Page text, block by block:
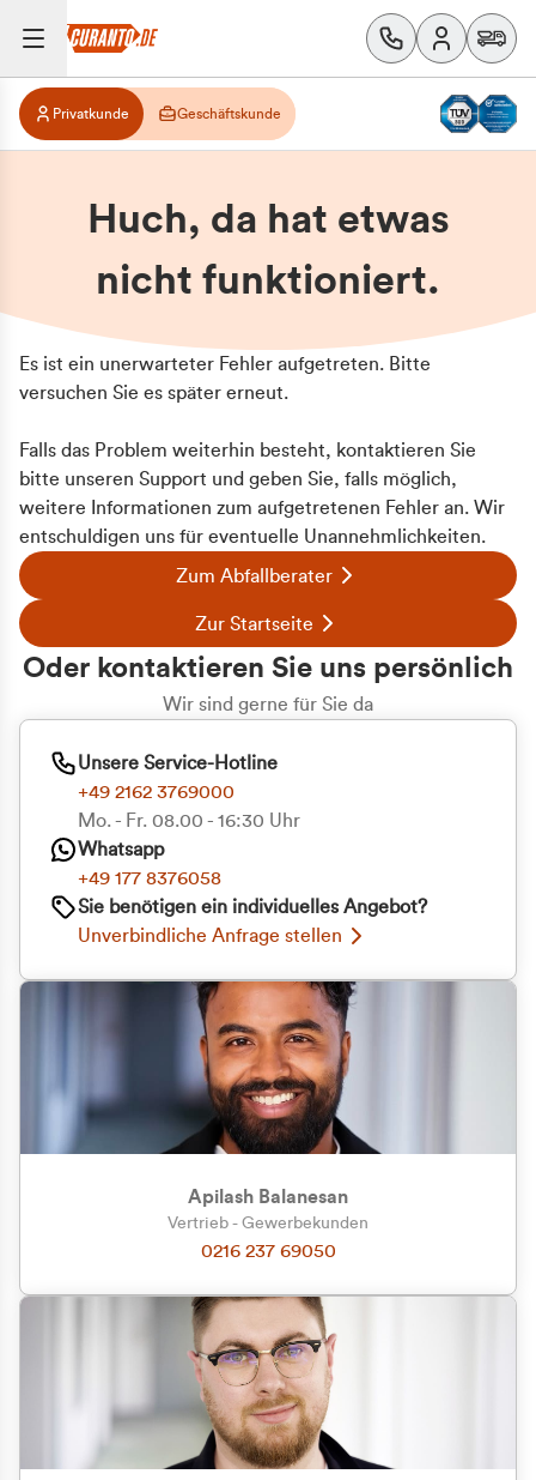
Privatkunde Geschäftskunde
Huch, da hat etwas
nicht funktioniert.
Es ist ein unerwarteter Fehler aufgetreten. Bitte
versuchen Sie es später erneut.
Falls das Problem weiterhin besteht, kontaktieren Sie
bitte unseren Support und geben Sie, falls möglich,
weitere Informationen zum aufgetretenen Fehler an. Wir
entschuldigen uns für eventuelle Unannehmlichkeiten.
Zum Abfallberater
Zur Startseite
Oder kontaktieren Sie uns persönlich
Wir sind gerne für Sie da
Unsere Service-Hotline
+49 2162 3769000
Mo. - Fr. 08.00 - 16:30 Uhr
Whatsapp
+49 177 8376058
Sie benötigen ein individuelles Angebot?
Unverbindliche Anfrage stellen
Apilash Balanesan
Vertrieb - Gewerbekunden
0216 237 69050